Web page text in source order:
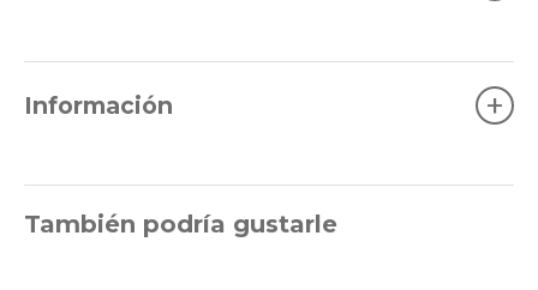
Información +
También podría gustarle